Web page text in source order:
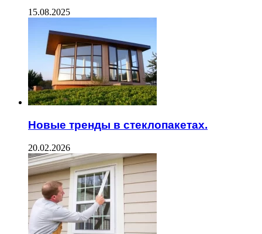
15.08.2025
Новые тренды в стеклопакетах.
20.02.2026